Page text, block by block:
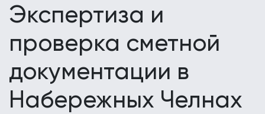
Экспертиза и
проверка сметной
документации в
Набережных Челнах